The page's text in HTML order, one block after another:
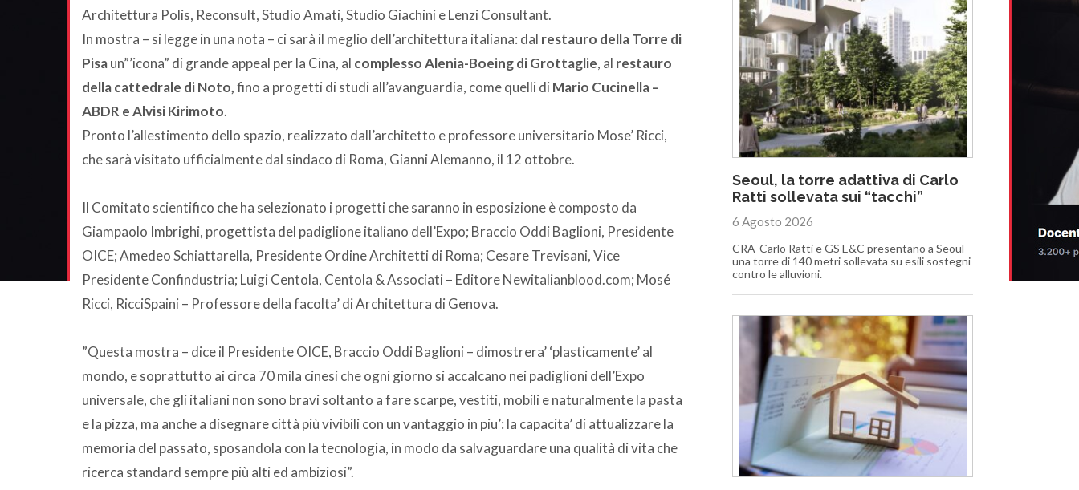
Architettura Polis, Reconsult, Studio Amati, Studio Giachini e Lenzi Consultant.
In mostra – si legge in una nota – ci sarà il meglio dell’architettura italiana: dal restauro della Torre di
Pisaun”’icona” di grande appeal per la Cina, al complesso Alenia-Boeing di Grottaglie, al restauro
della cattedrale di Noto,fino a progetti di studi all’avanguardia, come quelli di Mario Cucinella –
ABDR e Alvisi Kirimoto.
Pronto l’allestimento dello spazio, realizzato dall’architetto e professore universitario Mose’ Ricci,
che sarà visitato ufficialmente dal sindaco di Roma, Gianni Alemanno, il 12 ottobre.
Il Comitato scientifico che ha selezionato i progetti che saranno in esposizione è composto da
Giampaolo Imbrighi, progettista del padiglione italiano dell’Expo; Braccio Oddi Baglioni, Presidente
OICE; Amedeo Schiattarella, Presidente Ordine Architetti di Roma; Cesare Trevisani, Vice
Presidente Confindustria; Luigi Centola, Centola & Associati – Editore Newitalianblood.com; Mosé
Ricci, RicciSpaini – Professore della facolta’ di Architettura di Genova.
”Questa mostra – dice il Presidente OICE, Braccio Oddi Baglioni – dimostrera’ ‘plasticamente’ al
mondo, e soprattutto ai circa 70 mila cinesi che ogni giorno si accalcano nei padiglioni dell’Expo
universale, che gli italiani non sono bravi soltanto a fare scarpe, vestiti, mobili e naturalmente la pasta
e la pizza, ma anche a disegnare città più vivibili con un vantaggio in piu’: la capacita’ di attualizzare la
memoria del passato, sposandola con la tecnologia, in modo da salvaguardare una qualità di vita che
ricerca standard sempre più alti ed ambiziosi”.
Seoul, la torre adattiva di Carlo
Ratti sollevata sui “tacchi”
6 Agosto 2026
CRA-Carlo Ratti e GS E&C presentano a Seoul
una torre di 140 metri sollevata su esili sostegni
contro le alluvioni.